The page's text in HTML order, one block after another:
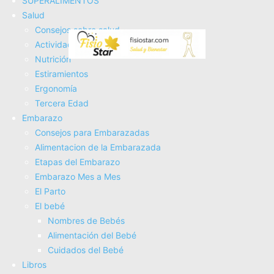
Salud
Consejos sobre salud
Actividad Fí­sica
Nutrición
Estiramientos
Ergonomí­a
Tercera Edad
Embarazo
Consejos para Embarazadas
Alimentacion de la Embarazada
Etapas del Embarazo
Embarazo Mes a Mes
El Parto
El bebé
Nombres de Bebés
Alimentación del Bebé
Cuidados del Bebé
Libros
Fisioterapia
Electroterapia
Tratamientos
Masajes
SUPERALIMENTOS
Salud
Consejos sobre salud
Actividad Fí­sica
Nutrición
Estiramientos
Ergonomí­a
Tercera Edad
Embarazo
Consejos para Embarazadas
Alimentacion de la Embarazada
Etapas del Embarazo
Embarazo Mes a Mes
El Parto